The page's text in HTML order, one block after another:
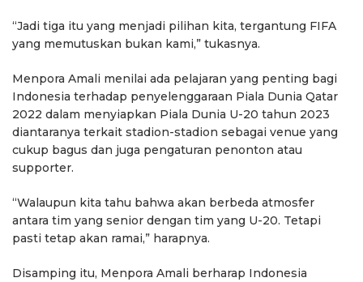
“Jadi tiga itu yang menjadi pilihan kita, tergantung FIFA
yang memutuskan bukan kami,” tukasnya.
Menpora Amali menilai ada pelajaran yang penting bagi
Indonesia terhadap penyelenggaraan Piala Dunia Qatar
2022 dalam menyiapkan Piala Dunia U-20 tahun 2023
diantaranya terkait stadion-stadion sebagai venue yang
cukup bagus dan juga pengaturan penonton atau
supporter.
“Walaupun kita tahu bahwa akan berbeda atmosfer
antara tim yang senior dengan tim yang U-20. Tetapi
pasti tetap akan ramai,” harapnya.
Disamping itu, Menpora Amali berharap Indonesia